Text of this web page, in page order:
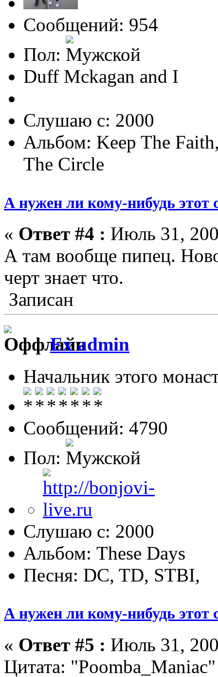
Сообщений: 954
Пол:
Duff Mckagan and I
Слушаю с: 2000
Альбом: Keep The
The Circle
А нужен ли кому-нибудь этот
« Ответ #4 : Июль 31,
А там вообще пипец.
черт знает что.
Записан
Ex admin
Начальник этого
Сообщений: 4790
Пол:
Слушаю с: 2000
Альбом: These Days
Песня: DC, TD, STBI,
А нужен ли кому-нибудь этот
« Ответ #5 : Июль 31,
Цитата: "Poomba_Maniac"